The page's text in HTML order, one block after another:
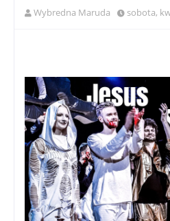
Wybredna Maruda sobota,